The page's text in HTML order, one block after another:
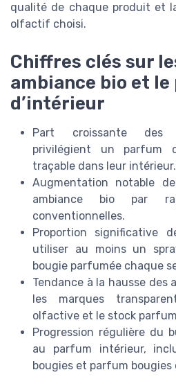
qualité de chaque produit et
olfactif choisi.
Chiffres clés sur
ambiance bio et
d’intérieur
Part croissante des
privilégient un parfum
traçable dans leur intérieur.
Augmentation notable
ambiance bio par
conventionnelles.
Proportion significative
utiliser au moins un
bougie parfumée chaque
Tendance à la hausse
les marques
olfactive et le stock
Progression régulière du
au parfum intérieur,
bougies et parfum bougies